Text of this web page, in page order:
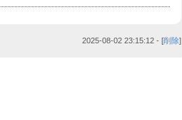
2025-08-02 23:15:12 - [削除]